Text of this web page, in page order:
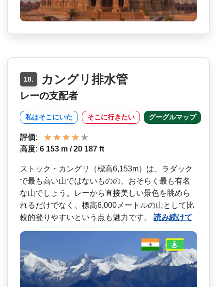
18. カングリ排水管
レーの支配者
私はそこにいた そこに行きたい グーグルマップ
評価:
高度: 6 153 m / 20 187 ft
ストック・カングリ（標高6­,153m）は、ラダック
で最も高い山ではないもの­の、おそらく最も有名
な山でしょう。レーから直接美­しい景色を眺めら
れるだけでなく、標高6,000メ­ートルの山として比
較的登りやすいという点も魅力で­す。 読み続けて